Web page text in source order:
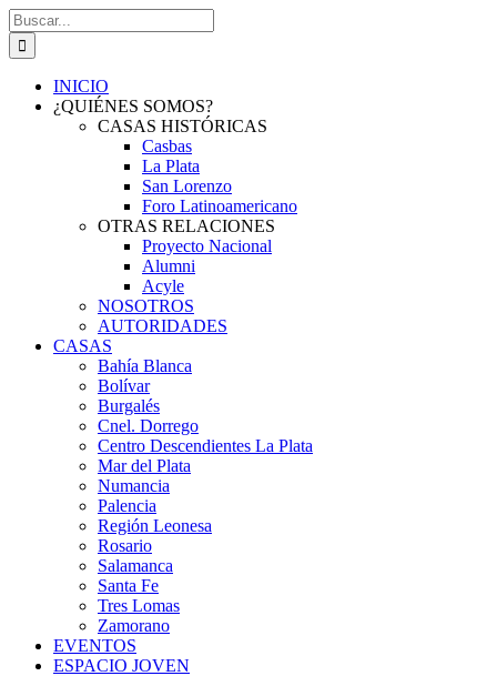
Saltar
al
contenido
Buscar:
INICIO
¿QUIÉNES SOMOS?
CASAS HISTÓRICAS
Casbas
La Plata
San Lorenzo
Foro Latinoamericano
OTRAS RELACIONES
Proyecto Nacional
Alumni
Acyle
NOSOTROS
AUTORIDADES
CASAS
Bahía Blanca
Bolívar
Burgalés
Cnel. Dorrego
Centro Descendientes La Plata
Mar del Plata
Numancia
Palencia
Región Leonesa
Rosario
Salamanca
Santa Fe
Tres Lomas
Zamorano
EVENTOS
ESPACIO JOVEN